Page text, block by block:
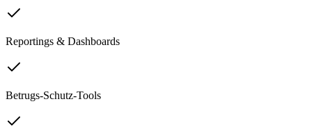
Reportings & Dashboards
Betrugs-Schutz-Tools